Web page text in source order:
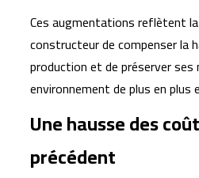
Ces augmentations reflètent
constructeur de compenser la
production et de préserver ses
environnement de plus en plus
Une hausse des
précédent